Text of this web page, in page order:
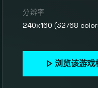
分辨率
240x160 (32768
play_arrow 浏览该游戏